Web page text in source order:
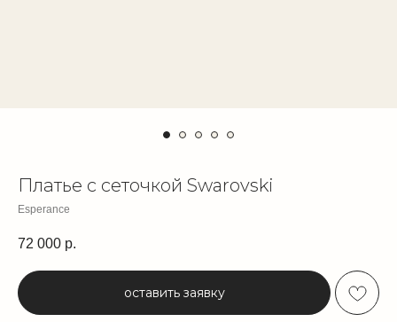
Платье с сеточкой Swarovski
Esperance
72 000 р.
оставить заявку